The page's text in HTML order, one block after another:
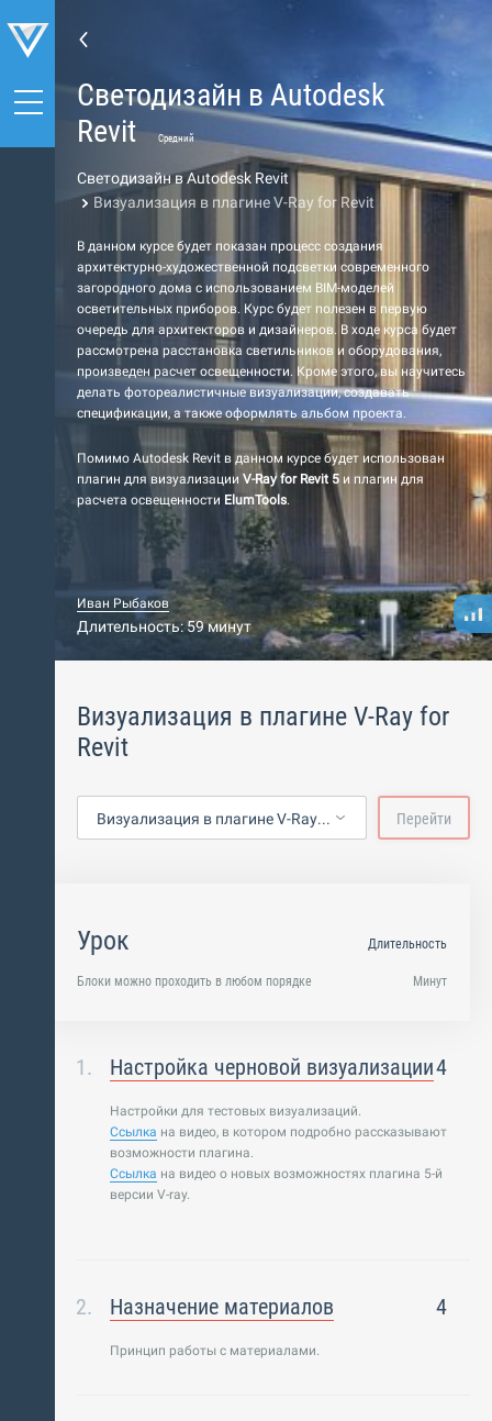
Светодизайн в Autodesk
Revit
Средний
Светодизайн в Autodesk Revit
Визуализация в плагине V-Ray for Revit
В данном курсе будет показан процесс создания
архитектурно-художественной подсветки современного
загородного дома с использованием BIM-моделей
осветительных приборов. Курс будет полезен в первую
очередь для архитекторов и дизайнеров. В ходе курса будет
рассмотрена расстановка светильников и оборудования,
произведен расчет освещенности. Кроме этого, вы научитесь
делать фотореалистичные визуализации, создавать
спецификации, а также оформлять альбом проекта.
Помимо Autodesk Revit в данном курсе будет использован
плагин для визуализации V-Ray for Revit 5 и плагин для
расчета освещенности ElumTools.
Иван Рыбаков
Длительность: 59 минут
Визуализация в плагине V-Ray for
Revit
Визуализация в плагине V-Ray for Revit Перейти
Урок
Блоки можно проходить в любом порядке
Длительность
Минут
Настройка черновой визуализации4
Настройки для тестовых визуализаций.
Ссылка на видео, в котором подробно рассказывают
возможности плагина.
Ссылка на видео о новых возможностях плагина 5-й
версии V-ray.
Назначение материалов 4
Принцип работы с материалами.